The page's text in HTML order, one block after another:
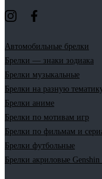
Автомобильные брелки
Брелки — знаки зодиака
Брелки музыкальные
Брелки на разную
Брелки аниме
Брелки по мотивам игр
Брелки по фильмам и
Брелки футбольные
Брелки акриловые